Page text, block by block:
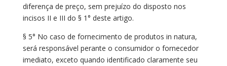
diferença de preço, sem prejuízo do disposto nos
incisos II e III do § 1° deste artigo.
§ 5° No caso de fornecimento de produtos in natura,
será responsável perante o consumidor o fornecedor
imediato, exceto quando identificado claramente seu